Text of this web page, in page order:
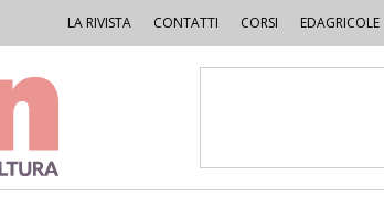
LA RIVISTA CONTATTI CORSI EDAGRICOLE